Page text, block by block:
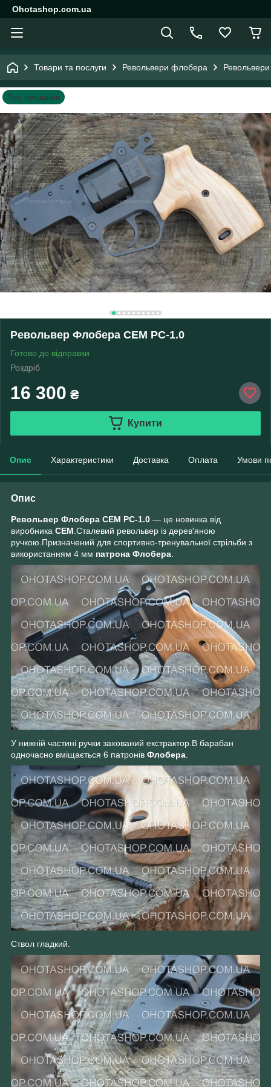
Ohotashop.com.ua
Товари та послуги Револьвери флобера
Топ продажів
Револьвер Флобера СЕМ РС-1.0
Готово до відправки
Роздріб
16 300 ₴
Купити
Опис Характеристики Доставка Оплата Умови
Опис
Револьвер Флобера СЕМ РС-1.0 — це новинка від
виробника СЕМ .Сталевий револьвер із дерев'яною
ручкою.Призначений для спортивно-тренувальної стрільби з
використанням 4 мм патрона Флобера
У нижній частині ручки захований екстрактор.В барабан
одночасно вміщається 6 патронів Флобера
Ствол гладкий.